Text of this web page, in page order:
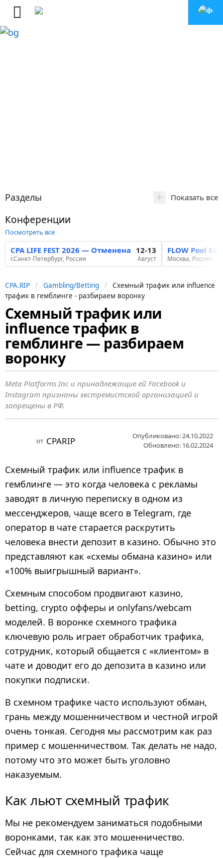
Разделы + Показать все
Конференции
Посмотреть все
CPA LIFE FEST 2026 — Отменена
г.Санкт-Петербург, Россия
12-13
Август
FLOW Pool
Москва, Россия
CPA.RIP Gambling/Betting
Схемный трафик или influence
трафик в гемблинге - разбираем воронку
4
г
о
д
а
н
а
з
а
о
д
а
н
а
з
а
д
Схемный трафик или
influence трафик в
гемблинге — разбираем
воронку
Meta Platforms Inc и принадлежащие ей Facebook и
Instagram признаны экстремистской организацией и
запрещены в РФ.
от CPARIP
Опубликовано: 24.10.2022
Обновлено: 16.02.2024
Схемный трафик или influence трафик в
гемблинге — это когда человека с рекламы
заводят в личную переписку в одном из
мессенджеров, чаще всего в Telegram, где
оператор в чате старается раскрутить
человека внести депозит в казино. Обычно это
представляют как «схемы обмана казино» или
«100% выигрышный вариант».
Схемным способом продвигают казино,
betting, crypto офферы и onlyfans/webcam
моделей. В воронке схемного трафика
ключевую роль играет обработчик трафика,
сотрудник, который общается с «клиентом» в
чате и доводит его до депозита в казино или
покупки подписки.
В схемном трафике часто используют обман,
грань между мошенничеством и честной игрой
очень тонкая. Сегодня мы рассмотрим как раз
пример с мошенничеством. Так делать не надо,
потому что это может быть уголовно
наказуемым.
Как льют схемный трафик
Мы не рекомендуем заниматься подобными
воронками, так как это мошенничество.
Сейчас для схемного трафика чаще